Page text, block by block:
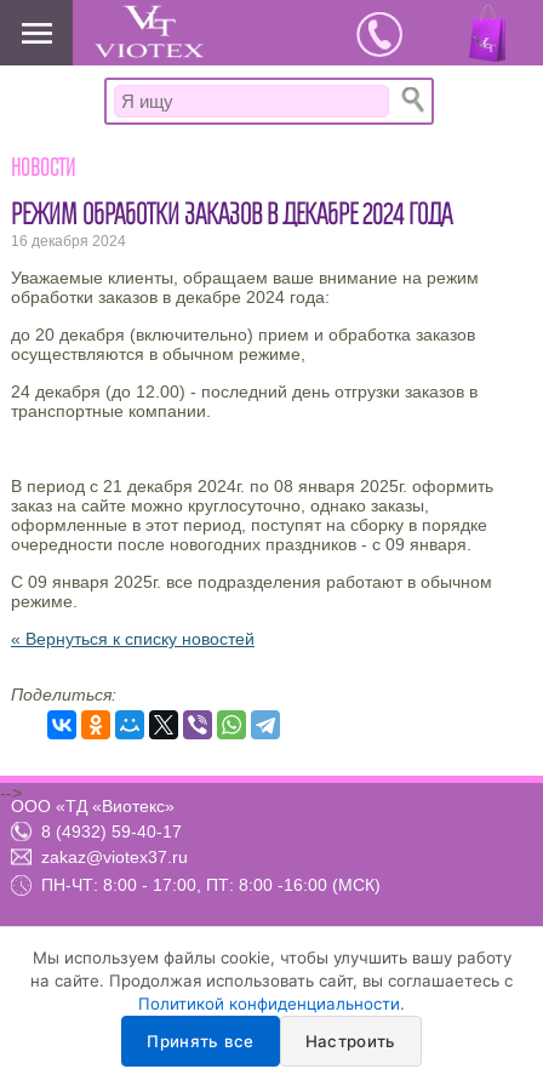
www.viotex37.ru
Новости
РЕЖИМ ОБРАБОТКИ ЗАКАЗОВ В ДЕКАБРЕ 2024 ГОДА
16 декабря 2024
Уважаемые клиенты, обращаем ваше внимание на режим
обработки заказов в декабре 2024 года:
до 20 декабря (включительно) прием и обработка заказов
осуществляются в обычном режиме,
24 декабря (до 12.00) - последний день отгрузки заказов в
транспортные компании.
В период с 21 декабря 2024г. по 08 января 2025г. оформить
заказ на сайте можно круглосуточно, однако заказы,
оформленные в этот период, поступят на сборку в порядке
очередности после новогодних праздников - с 09 января.
С 09 января 2025г. все подразделения работают в обычном
режиме.
« Вернуться к списку новостей
Поделиться:
ООО «ТД «Виотекс»
8 (4932) 59-40-17
zakaz@viotex37.ru
ПН-ЧТ: 8:00 - 17:00, ПТ: 8:00 -16:00 (МСК)
Договор-оферта
Положение о конфиденциальности и защите персональных данных
Условия осуществления рассылки email-сообщений
-->
Мы используем файлы cookie, чтобы улучшить вашу работу
на сайте. Продолжая использовать сайт, вы соглашаетесь с
Политикой конфиденциальности.
Принять все
Настроить